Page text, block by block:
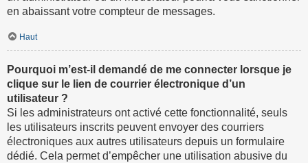
en abaissant votre compteur de messages.
Haut
Pourquoi m’est-il demandé de me connecter lorsque je
clique sur le lien de courrier électronique d’un
utilisateur ?
Si les administrateurs ont activé cette fonctionnalité, seuls
les utilisateurs inscrits peuvent envoyer des courriers
électroniques aux autres utilisateurs depuis un formulaire
dédié. Cela permet d’empêcher une utilisation abusive du